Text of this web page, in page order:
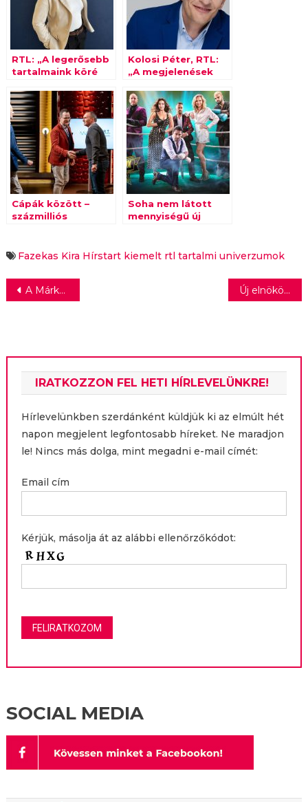
RTL: „A legerősebb
tartalmaink köré
kreatív és
kereskedelmi
ökoszisztémákat
építünk”
Kolosi Péter, RTL:
„A megjelenések
univerzumában
gondolkodunk”
Cápák között –
százmilliós
Soha nem látott
mennyiségű új
erősít az RTL
Fazekas Kira Hírstart kiemelt rtl tartalmi univerzumok
Bejegyzés
A Márkamonitor rádióműsorának mai vendége Simon Attila Új elnököt választott a Magyar Lapkiadók Egyesülete
IRATKOZZON FEL HETI HÍRLEVELÜNKRE!
Hírlevelünkben szerdánként küldjük ki az elmúlt hét
napon megjelent legfontosabb híreket. Ne maradjon
le! Nincs más dolga, mint megadni e-mail címét:
Email cím
Kérjük, másolja át az alábbi ellenőrzőkódot:
SOCIAL MEDIA